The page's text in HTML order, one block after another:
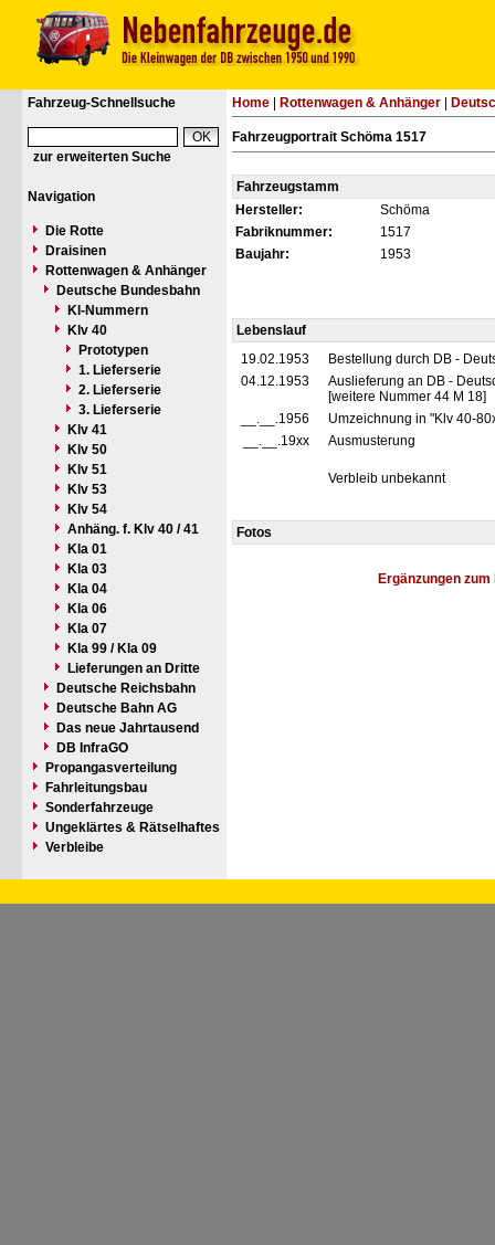
Fahrzeug-Schnellsuche
zur erweiterten Suche
Navigation
Die Rotte
Draisinen
Rottenwagen & Anhänger
Deutsche Bundesbahn
Kl-Nummern
Klv 40
Prototypen
1. Lieferserie
2. Lieferserie
3. Lieferserie
Klv 41
Klv 50
Klv 51
Klv 53
Klv 54
Anhäng. f. Klv 40 / 41
Kla 01
Kla 03
Kla 04
Kla 06
Kla 07
Kla 99 / Kla 09
Lieferungen an Dritte
Deutsche Reichsbahn
Deutsche Bahn AG
Das neue Jahrtausend
DB InfraGO
Propangasverteilung
Fahrleitungsbau
Sonderfahrzeuge
Ungeklärtes & Rätselhaftes
Verbleibe
Home Rottenwagen & Anhänger
Fahrzeugportrait Schöma 1517
Fahrzeugstamm
Hersteller:
Schöma
Fabriknummer:
1517
Baujahr:
1953
Lebenslauf
19.02.1953
Bestellung durch DB -
04.12.1953
Auslieferung an DB -
[weitere Nummer 44 M 18]
__.__.1956
Umzeichnung in "Klv 40-
__.__.19xx
Ausmusterung
Verbleib unbekannt
Fotos
Ergänzungen